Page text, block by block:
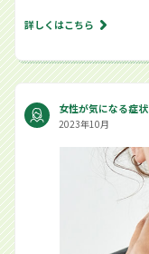
詳しくはこちら
女性が気になる症状
2023年10月